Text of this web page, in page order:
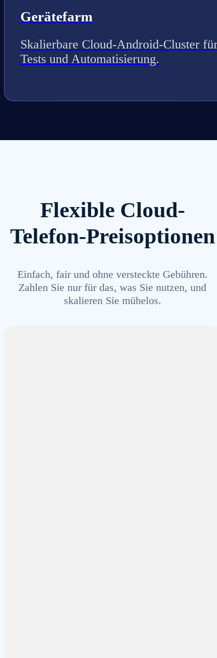
Gerätefarm
Skalierbare Cloud-Android-Cluster
Tests und Automatisierung.
Flexible Cloud-
Telefon-Preisoptionen
Einfach, fair und ohne versteckte Gebühren.
Zahlen Sie nur für das, was Sie nutzen, und
skalieren Sie mühelos.